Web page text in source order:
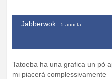
Jabberwok - 5 anni fa
Tatoeba ha una grafica un pò
mi piacerà complessivamente